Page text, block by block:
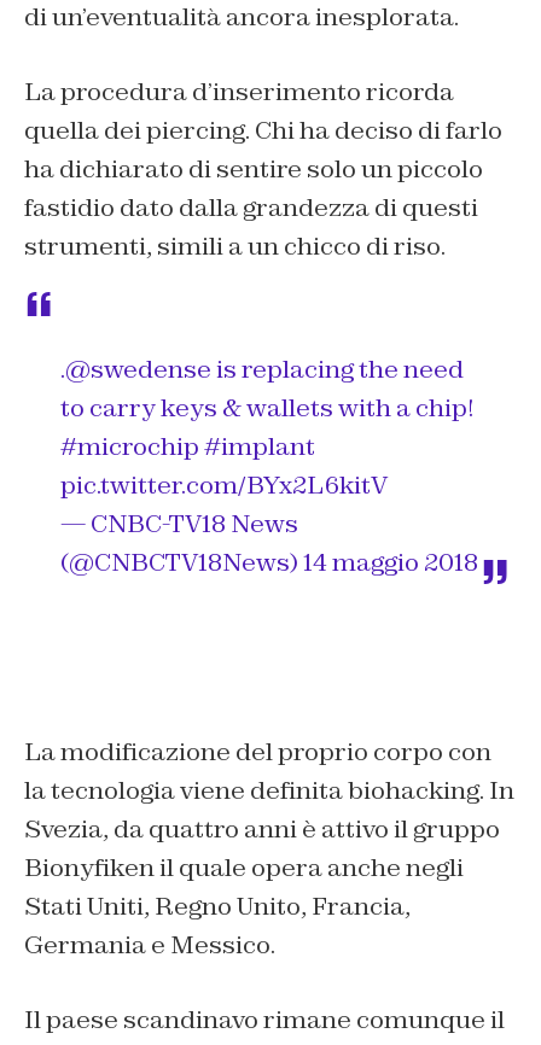
di un’eventualità ancora inesplorata.
La procedura d’inserimento ricorda
quella dei piercing. Chi ha deciso di farlo
ha dichiarato di sentire solo un piccolo
fastidio dato dalla grandezza di questi
strumenti, simili a un chicco di riso.
.@swedenseis replacing the need
to carry keys & wallets with a chip!
#microchip#implant
pic.twitter.com/BYx2L6kitV
— CNBC-TV18 News
(@CNBCTV18News)14 maggio 2018
La modificazione del proprio corpo con
la tecnologia viene definitabiohacking. In
Svezia, da quattro anni è attivo il gruppo
Bionyfiken il quale opera anche negli
Stati Uniti, Regno Unito, Francia,
Germania e Messico.
Il paese scandinavo rimane comunque il